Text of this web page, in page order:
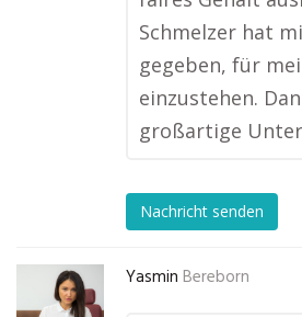
Schmelzer hat
gegeben, für
einzustehen.
großartige
Nachricht senden
Yasmin Bereborn